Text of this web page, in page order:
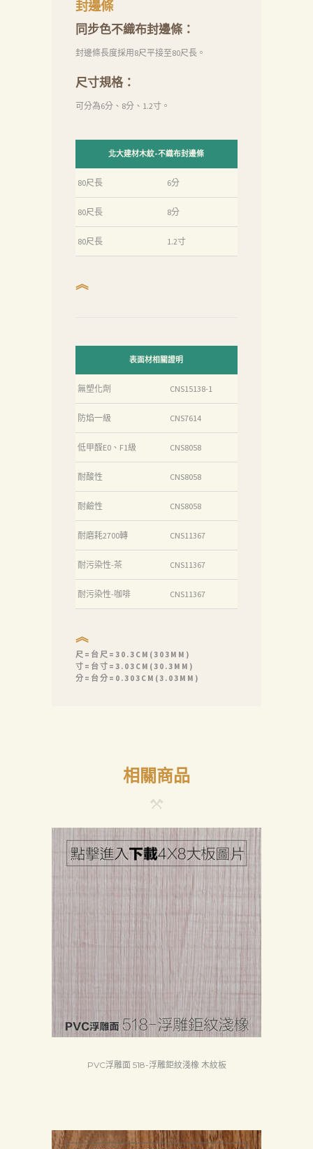
封邊條
同步色不織布封邊條：
封邊條長度採用8尺平接至80尺長。
尺寸規格：
可分為6分、8分、1.2寸。
北大建材木紋-不織布封邊條
80尺長 6分
80尺長 8分
80尺長 1.2寸
︽
表面材相關證明
無塑化劑 CNS15138-1
防焰一級 CNS7614
低甲醛E0、F1級 CNS8058
耐酸性 CNS8058
耐鹼性 CNS8058
耐磨耗2700轉 CNS11367
耐污染性-茶 CNS11367
耐污染性-咖啡 CNS11367
︽
尺=台尺=30.3CM(303MM)
寸=台寸=3.03CM(30.3MM)
分=台分=0.303CM(3.03MM)
相關商品
PVC浮雕面 518-浮雕鉅紋淺橡 木紋板